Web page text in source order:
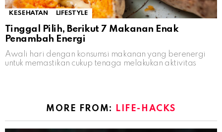
KESEHATAN LIFESTYLE
Tinggal Pilih, Berikut 7 Makanan Enak
Penambah Energi
Awali hari dengan konsumsi makanan yang berenergi
untuk memastikan cukup tenaga melakukan aktivitas
MORE FROM: LIFE-HACKS